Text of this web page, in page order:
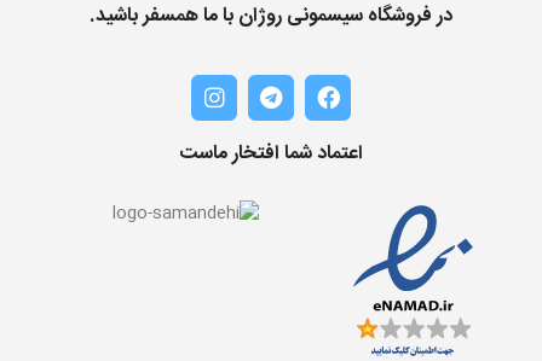
در فروشگاه سیسمونی روژان با ما همسفر باشید.
اعتماد شما افتخار ماست